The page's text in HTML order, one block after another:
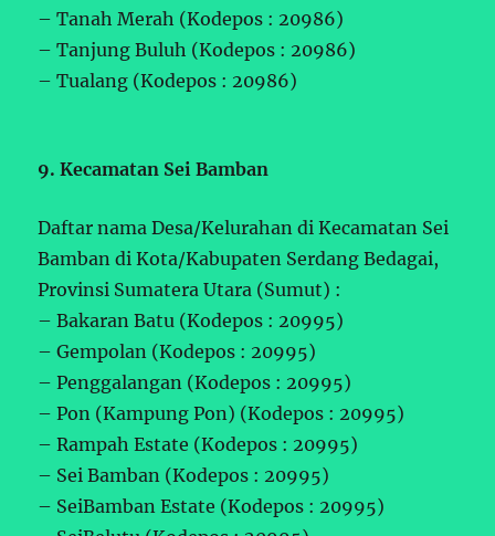
– Tanah Merah (Kodepos : 20986)
– Tanjung Buluh (Kodepos : 20986)
– Tualang (Kodepos : 20986)
9. Kecamatan Sei Bamban
Daftar nama Desa/Kelurahan di Kecamatan Sei
Bamban di Kota/Kabupaten Serdang Bedagai,
Provinsi Sumatera Utara (Sumut) :
– Bakaran Batu (Kodepos : 20995)
– Gempolan (Kodepos : 20995)
– Penggalangan (Kodepos : 20995)
– Pon (Kampung Pon) (Kodepos : 20995)
– Rampah Estate (Kodepos : 20995)
– Sei Bamban (Kodepos : 20995)
– SeiBamban Estate (Kodepos : 20995)